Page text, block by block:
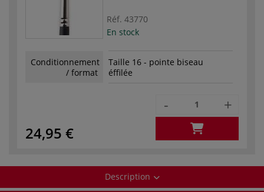
Réf. 43770
En stock
Conditionnement
/ format
Taille 16 - pointe biseau
éffilée
24,95 €
- +
Description